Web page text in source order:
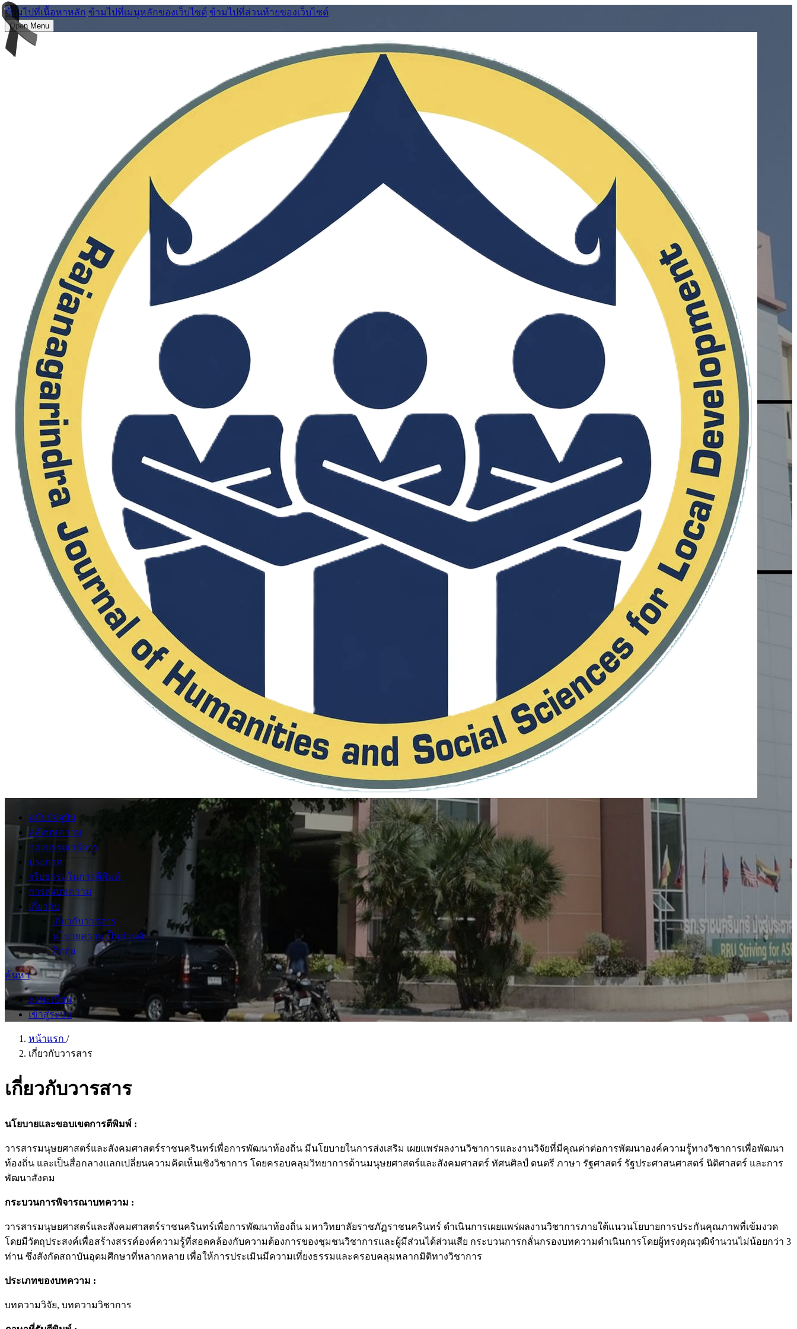
ข้ามไปที่เนื้อหาหลัก ข้ามไปที่เมนูหลักของเว็บไซต์ ข้ามไปที่ส่วนท้ายของเว็บไซต์
Open Menu
ฉบับปัจจุบัน
คลังบทความ
กองบรรณาธิการ
ประกาศ
จริยธรรมในการตีพิมพ์
การส่งบทความ
เกี่ยวกับ
เกี่ยวกับวารสาร
นโบายความเป็นส่วนตัว
ติดต่อ
ค้นหา
ลงทะเบียน
เข้าสู่ระบบ
หน้าแรก /
เกี่ยวกับวารสาร
เกี่ยวกับวารสาร
นโยบายและขอบเขตการตีพิมพ์ :
วารสารมนุษยศาสตร์และสังคมศาสตร์ราชนครินทร์เพื่อการพัฒนาท้องถิ่น มีนโยบายในการส่งเสริม เผยแพร่ผลงานวิชาการและงานวิจัยที่มีคุณค่าต่อการพัฒนาองค์ความรู้ทางวิชาการเพื่อพัฒนา
ท้องถิ่น และเป็นสื่อกลางแลกเปลี่ยนความคิดเห็นเชิงวิชาการ โดยครอบคลุมวิทยาการด้านมนุษยศาสตร์และสังคมศาสตร์ ทัศนศิลป์ ดนตรี ภาษา รัฐศาสตร์ รัฐประศาสนศาสตร์ นิติศาสตร์ และการ
พัฒนาสังคม
กระบวนการพิจารณาบทความ :
วารสารมนุษยศาสตร์และสังคมศาสตร์ราชนครินทร์เพื่อการพัฒนาท้องถิ่น มหาวิทยาลัยราชภัฏราชนครินทร์ ดำเนินการเผยแพร่ผลงานวิชาการภายใต้แนวนโยบายการประกันคุณภาพที่เข้มงวด
โดยมีวัตถุประสงค์เพื่อสร้างสรรค์องค์ความรู้ที่สอดคล้องกับความต้องการของชุมชนวิชาการและผู้มีส่วนได้ส่วนเสีย กระบวนการกลั่นกรองบทความดำเนินการโดยผู้ทรงคุณวุฒิจำนวนไม่น้อยกว่า 3
ท่าน ซึ่งสังกัดสถาบันอุดมศึกษาที่หลากหลาย เพื่อให้การประเมินมีความเที่ยงธรรมและครอบคลุมหลากมิติทางวิชาการ
ประเภทของบทความ :
บทความวิจัย, บทความวิชาการ